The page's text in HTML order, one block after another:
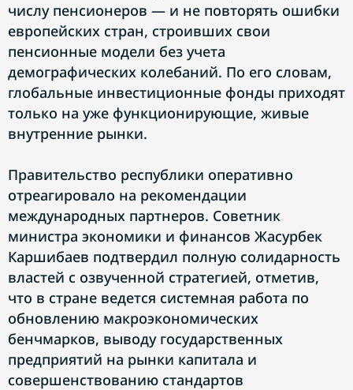
числу пенсионеров — и не повторять ошибки
европейских стран, строивших свои
пенсионные модели без учета
демографических колебаний. По его словам,
глобальные инвестиционные фонды приходят
только на уже функционирующие, живые
внутренние рынки.
Правительство республики оперативно
отреагировало на рекомендации
международных партнеров. Советник
министра экономики и финансов Жасурбек
Каршибаев подтвердил полную солидарность
властей с озвученной стратегией, отметив,
что в стране ведется системная работа по
обновлению макроэкономических
бенчмарков, выводу государственных
предприятий на рынки капитала и
совершенствованию стандартов